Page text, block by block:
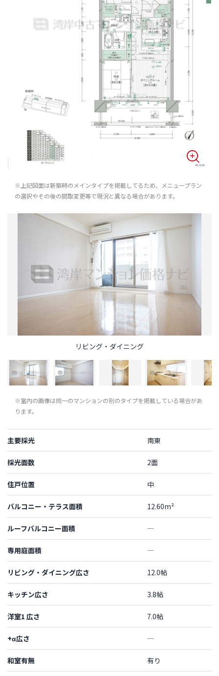
※上記図面は新築時のメインタイプを掲載してるため、メニュープラン
の選択やその後の間取変更等で現況と異なる場合があります。
リビング・ダイニング
※室内の画像は同一のマンションの別のタイプを掲載している場合があ
ります。
主要採光 南東
採光面数 2面
住戸位置 中
バルコニー・テラス面積 12.60m²
ルーフバルコニー面積 ―
専用庭面積 ―
リビング・ダイニング広さ 12.0帖
キッチン広さ 3.8帖
洋室1 広さ 7.0帖
+α広さ ―
和室有無 有り